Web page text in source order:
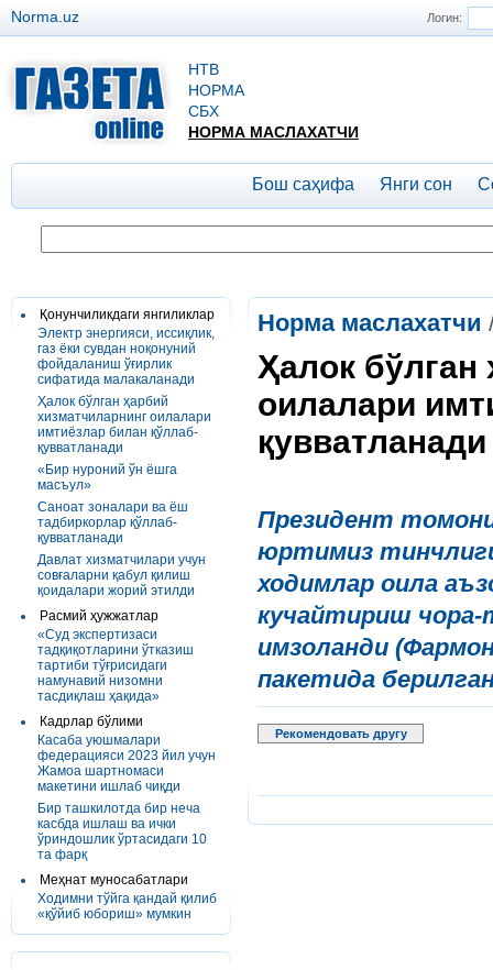
Логин:
Norma.uz
НТВ
НОРМА
СБХ
НОРМА МАСЛАХАТЧИ
Бош саҳифа Янги сон
Қонунчиликдаги янгиликлар
Электр энергияси, иссиқлик,
газ ёки сувдан ноқонуний
фойдаланиш ўғирлик
сифатида малакаланади
Ҳалок бўлган ҳарбий
хизматчиларнинг оилалари
имтиёзлар билан қўллаб-
қувватланади
«Бир нуроний ўн ёшга
масъул»
Саноат зоналари ва ёш
тадбиркорлар қўллаб-
қувватланади
Давлат хизматчилари учун
совғаларни қабул қилиш
қоидалари жорий этилди
Расмий ҳужжатлар
«Суд экспертизаси
тадқиқотларини ўтказиш
тартиби тўғрисидаги
намунавий низомни
тасдиқлаш ҳақида»
Кадрлар бўлими
Касаба уюшмалари
федерацияси 2023 йил учун
Жамоа шартномаси
макетини ишлаб чиқди
Бир ташкилотда бир неча
касбда ишлаш ва ички
ўриндошлик ўртасидаги 10
та фарқ
Меҳнат муносабатлари
Ходимни тўйга қандай қилиб
«қўйиб юбориш» мумкин
Норма маслахатчи
Ҳалок бўлган
оилалари
қувватланади
Президент
юртимиз
ходимлар оила
кучайтириш чора-
имзоланди
пакетида
Рекомендовать другу